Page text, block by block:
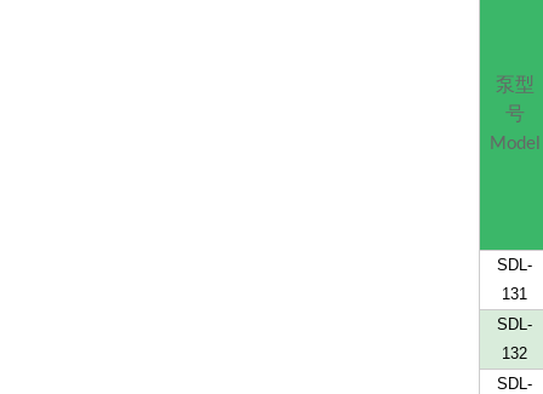
泵型
号
Model
SDL-
131
SDL-
132
SDL-